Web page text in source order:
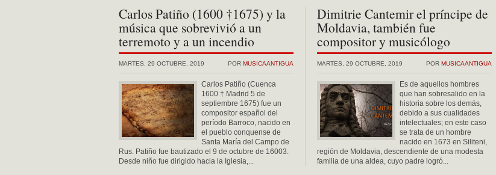
Carlos Patiño (1600 †1675) y la
música que sobrevivió a un
terremoto y a un incendio
POR MUSICAANTIGUA
MARTES, 29 OCTUBRE, 2019
Carlos Patiño (Cuenca
1600 † Madrid 5 de
septiembre 1675) fue un
compositor español del
período Barroco, nacido en
el pueblo conquense de
Santa María del Campo de
Rus. Patiño fue bautizado el 9 de octubre de 16003.
Desde niño fue dirigido hacia la Iglesia,...
Dimitrie Cantemir el príncipe de
Moldavia, también fue
compositor y musicólogo
POR MUSICAANTIGUA
MARTES, 29 OCTUBRE, 2019
Es de aquellos hombres
que han sobresalido en la
historia sobre los demás,
debido a sus cualidades
intelectuales; en este caso
se trata de un hombre
nacido en 1673 en Siliteni,
región de Moldavia, descendiente de una modesta
familia de una aldea, cuyo padre logró...